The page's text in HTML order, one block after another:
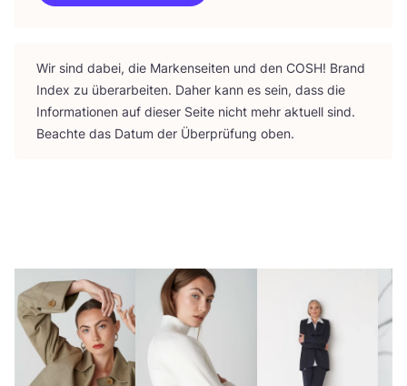
Wir sind dabei, die Mar­ken­sei­ten und den COSH! Brand
Index zu über­ar­bei­ten. Daher kann es sein, dass die
Infor­ma­tio­nen auf die­ser Sei­te nicht mehr aktu­ell sind.
Beach­te das Datum der Über­prü­fung oben.